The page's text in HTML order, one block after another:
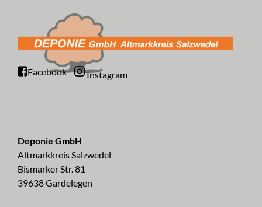
Facebook Instagram
Deponie GmbH
Altmarkkreis Salzwedel
Bismarker Str. 81
39638 Gardelegen